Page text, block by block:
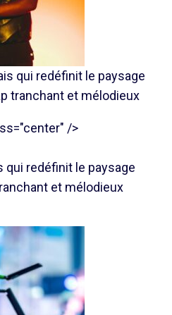
qui redéfinit le paysage
tranchant et mélodieux
/>
qui redéfinit le paysage
et mélodieux